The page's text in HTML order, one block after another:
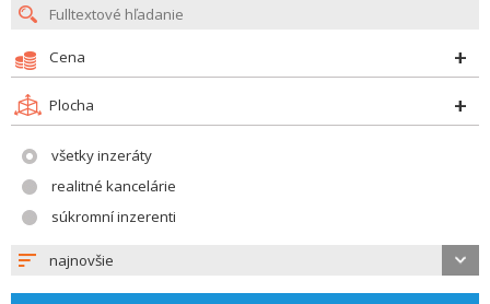
Cena
Plocha
všetky inzeráty
realitné kancelárie
súkromní inzerenti
najnovšie